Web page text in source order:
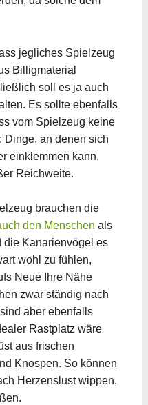
jegliches Spielzeug
Billigmaterial
soll es ja auch
Es sollte ebenfalls
vom Spielzeug keine
Dinge, an denen sich
einklemmen kann,
Reichweite.
brauchen die
den Menschen als
die Kanarienvögel es
wohl zu fühlen,
Neue Ihre Nähe
zwar ständig nach
aber ebenfalls
Rastplatz wäre
aus frischen
Knospen. So können
Herzenslust wippen,